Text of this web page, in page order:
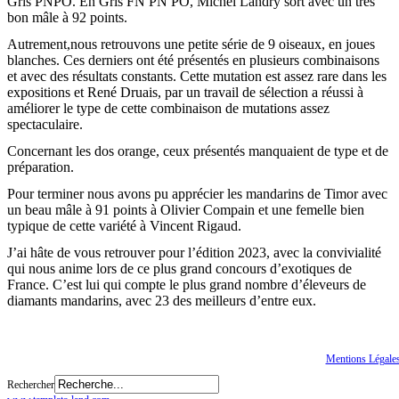
bon mâle à 92 points.
Autrement,nous retrouvons une petite série de 9 oiseaux, en joues
blanches. Ces derniers ont été présentés en plusieurs combinaisons
et avec des résultats constants. Cette mutation est assez rare dans les
expositions et René Druais, par un travail de sélection a réussi à
améliorer le type de cette combinaison de mutations assez
spectaculaire.
Concernant les dos orange, ceux présentés manquaient de type et de
préparation.
Pour terminer nous avons pu apprécier les mandarins de Timor avec
un beau mâle à 91 points à Olivier Compain et une femelle bien
typique de cette variété à Vincent Rigaud.
J’ai hâte de vous retrouver pour l’édition 2023, avec la convivialité
qui nous anime lors de ce plus grand concours d’exotiques de
France. C’est lui qui compte le plus grand nombre d’éleveurs de
diamants mandarins, avec 23 des meilleurs d’entre eux.
Mentions
Rechercher